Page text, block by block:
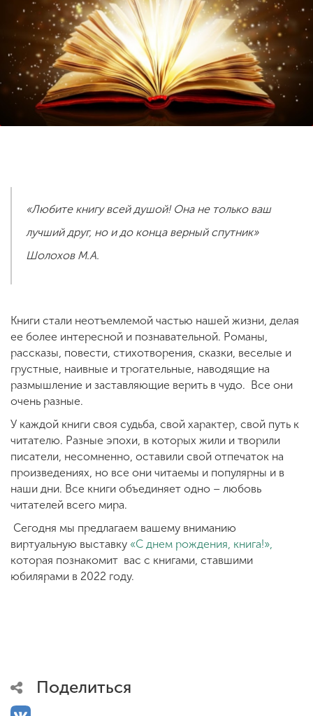
Сведения об
образовательной
организации
ENG SPN CHI
«Любите книгу всей душой! Она не только ваш
лучший друг, но и до конца верный спутник»
Шолохов М.А.
Книги стали неотъемлемой частью нашей жизни, делая
ее более интересной и познавательной. Романы,
рассказы, повести, стихотворения, сказки, веселые и
грустные, наивные и трогательные, наводящие на
размышление и заставляющие верить в чудо. Все они
очень разные.
У каждой книги своя судьба, свой характер, свой путь к
читателю. Разные эпохи, в которых жили и творили
писатели, несомненно, оставили свой отпечаток на
произведениях, но все они читаемы и популярны и в
наши дни. Все книги объединяет одно – любовь
читателей всего мира.
Сегодня мы предлагаем вашему вниманию
виртуальную выставку «С днем рождения, книга!»,
которая познакомит вас с книгами, ставшими
юбилярами в 2022 году.
Поделиться